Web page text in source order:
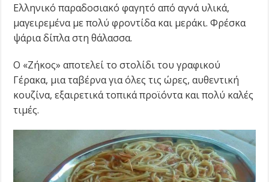
Ελληνικό παραδοσιακό φαγητό από αγνά υλικά,
μαγειρεμένα με πολύ φροντίδα και μεράκι. Φρέσκα
ψάρια δίπλα στη θάλασσα.
Ο «Ζήκος» αποτελεί το στολίδι του γραφικού
Γέρακα, μια ταβέρνα για όλες τις ώρες, αυθεντική
κουζίνα, εξαιρετικά τοπικά προϊόντα και πολύ καλές
τιμές.